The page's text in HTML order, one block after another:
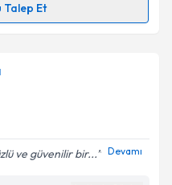
ilişkin
verilerimin belirtilen
Gönder
Talep Et
takvimi talebi oluşturun.
için bir takvim
bilgilendireceğiz.
ve güvenilir bir... Devamı